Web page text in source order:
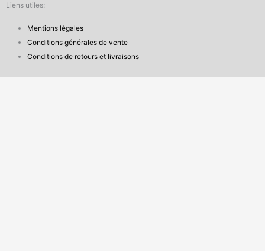
Liens utiles:
Mentions légales
Conditions générales de vente
Conditions de retours et livraisons